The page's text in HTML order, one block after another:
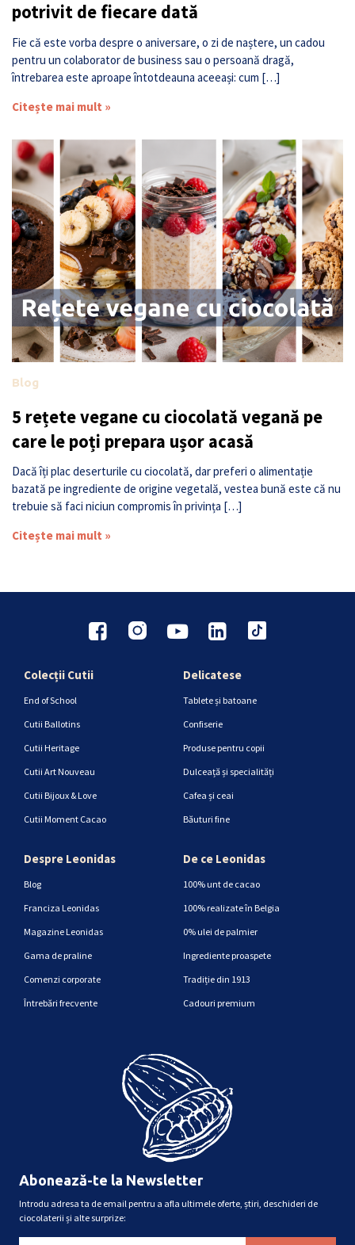
potrivit de fiecare dată
Fie că este vorba despre o aniversare, o zi de naștere, un cadou
pentru un colaborator de business sau o persoană dragă,
întrebarea este aproape întotdeauna aceeași: cum […]
Citește mai mult »
Blog
5 rețete vegane cu ciocolată vegană pe
care le poți prepara ușor acasă
Dacă îți plac deserturile cu ciocolată, dar preferi o alimentație
bazată pe ingrediente de origine vegetală, vestea bună este că nu
trebuie să faci niciun compromis în privința […]
Citește mai mult »
Colecții Cutii
End of School
Cutii Ballotins
Cutii Heritage
Cutii Art Nouveau
Cutii Bijoux & Love
Cutii Moment Cacao
Delicatese
Tablete și batoane
Confiserie
Produse pentru copii
Dulceață și specialități
Cafea și ceai
Băuturi fine
Despre Leonidas
Blog
Franciza Leonidas
Magazine Leonidas
Gama de praline
Comenzi corporate
Întrebări frecvente
De ce Leonidas
100% unt de cacao
100% realizate în Belgia
0% ulei de palmier
Ingrediente proaspete
Tradiție din 1913
Cadouri premium
Abonează-te la Newsletter
Introdu adresa ta de email pentru a afla ultimele oferte, știri, deschideri de
ciocolaterii și alte surprize: